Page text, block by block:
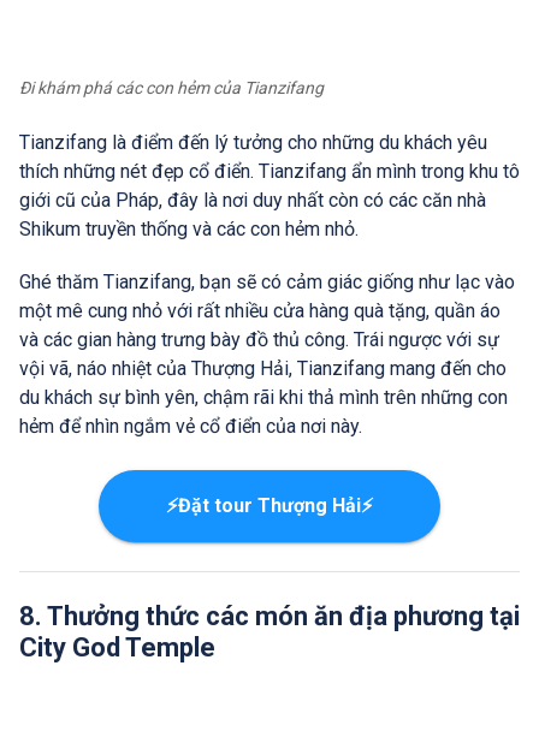
Đi khám phá các con hẻm của Tianzifang
Tianzifang là điểm đến lý tưởng cho những du khách yêu
thích những nét đẹp cổ điển. Tianzifang ẩn mình trong khu tô
giới cũ của Pháp, đây là nơi duy nhất còn có các căn nhà
Shikum truyền thống và các con hẻm nhỏ.
Ghé thăm Tianzifang, bạn sẽ có cảm giác giống như lạc vào
một mê cung nhỏ với rất nhiều cửa hàng quà tặng, quần áo
và các gian hàng trưng bày đồ thủ công. Trái ngược với sự
vội vã, náo nhiệt của Thượng Hải, Tianzifang mang đến cho
du khách sự bình yên, chậm rãi khi thả mình trên những con
hẻm để nhìn ngắm vẻ cổ điển của nơi này.
⚡Đặt tour Thượng Hải⚡
8. Thưởng thức các món ăn địa phương tại
City God Temple